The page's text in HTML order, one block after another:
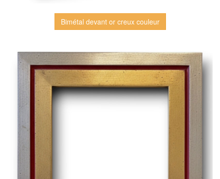
Bimétal devant or creux couleur